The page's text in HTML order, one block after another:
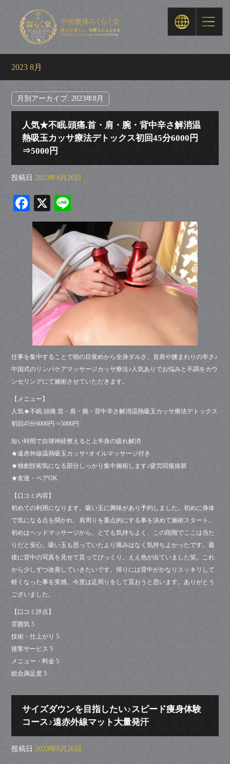
2023 8月
月別アーカイブ:2023年8月
人気★不眠.頭痛.首・肩・腕・背中辛さ解消温
熱吸玉カッサ療法デトックス初回45分6000円
⇒5000円
投稿日 2023年8月26日
Fa
ce
bo
ok
X
ne
仕事を集中することで朝の目覚めから全身ダルさ、首肩や腰まわりの辛さ♪
中国式のリンパケアマッサージカッサ療法♪人気ありでお悩みと不調をカウ
ンセリングにて施術させていただきます。
【メニュー】
人気★不眠.頭痛.首・肩・腕・背中辛さ解消温熱吸玉カッサ療法デトックス
初回45分6000円⇒5000円
短い時間で自律神経整えると上半身の疲れ解消
★遠赤外線温熱吸玉カッサ+オイルマッサージ付き
★独創技術気になる部分しっかり集中施術します♪疲労回復抜群
★友達・ペアOK
【口コミ内容】
初めての利用になります。吸い玉に興味があり予約しました。初めに身体
で気になる点を聞かれ、肩周りを重点的にする事を決めて施術スタート。
初めはヘッドマッサージから。とても気持ちよく、この段階でここは当た
りだと安心。吸い玉も思っていたより痛みはなく気持ちよかったです。最
後に背中の写真を見せて貰ってびっくり。ええ色が出ていました笑。これ
から少しずつ改善していきたいです。帰りには背中がかなりスッキリして
軽くなった事を実感。今度は足周りをして貰おうと思います。ありがとう
ございました。
【口コミ評点】
雰囲気 5
技術・仕上がり 5
接客サービス 5
メニュー・料金 5
総合満足度 5
サイズダウンを目指したい♪スピード痩身体験
コース♪遠赤外線マット大量発汗
投稿日 2023年8月26日